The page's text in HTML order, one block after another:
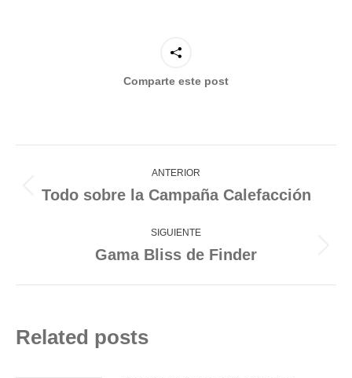
Comparte este post
publicaciones
ANTERIOR
Publicación
Todo sobre la Campaña Calefacción
SIGUIENTE
Publicación
Gama Bliss de Finder
Related posts